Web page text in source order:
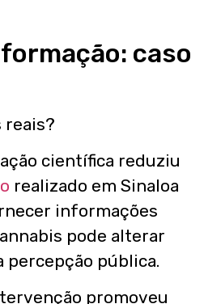
caso
reais?
científica reduziu
realizado em Sinaloa
informações
pode alterar
pública.
promoveu